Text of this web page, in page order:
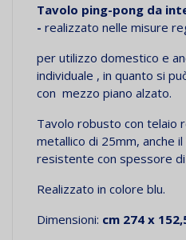
Tavolo ping-pong da
- realizzato nelle misure
per utilizzo domestico e
individuale , in quanto si
con mezzo piano alzato.
Tavolo robusto con telaio
metallico di 25mm, anche
resistente con spessore
Realizzato in colore blu.
Dimensioni: cm 274 x